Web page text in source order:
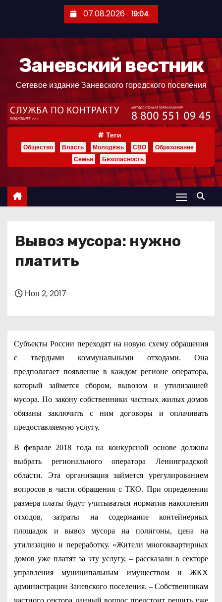
ж
07.08.2026 19:04
Заневский вестник
Сетевое издание Заневского городского поселения
Теги
Общество Власть Молодёжь СВО
Образование
Семья
Безопасность
Вывоз мусора: нужно
платить
Ноя 2, 2017
Субъекты России переходят на новую схему обращения
с твердыми коммунальными отходами. Она
предполагает появление в каждом регионе оператора,
который займется сбором, вывозом и утилизацией
мусора. По закону собственники частных жилых домов
обязаны заключить с ним договоры и оплачивать
предоставляемую услугу.
В феврале 2018 года на конкурсной основе должны
выбрать регионального оператора Ленинградской
области. Эта организация займется урегулированием
вопросов в части обращения с ТКО. При определении
размера платы будут учитываться норматив накопления
отходов, затраты на содержание контейнерных
площадок и вывоз мусора на полигоны, цена на
утилизацию и переработку. «Жители многоквартирных
домов уже платят за эту услугу, – рассказали в секторе
управления муниципальным имуществом и ЖКХ
администрации Заневского поселения. – Собственникам
частного сектора данный вопрос предстоит решить уже